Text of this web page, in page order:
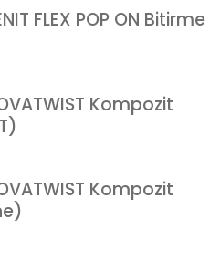
FLEX POP ON Bitirme
Kompozit
Kompozit